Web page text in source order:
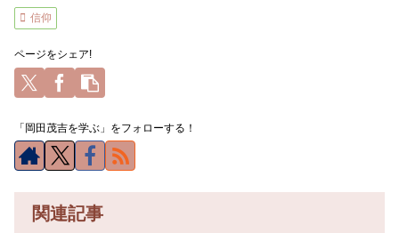
信仰
ページをシェア!
「岡田茂吉を学ぶ」をフォローする！
関連記事